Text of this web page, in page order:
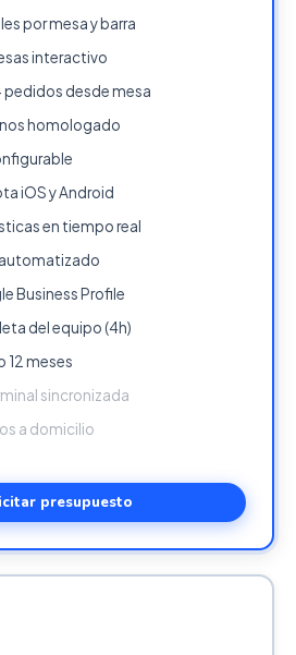
por mesa y barra
interactivo
pedidos desde mesa
homologado
iOS y Android
en tiempo real
Business Profile
del equipo (4h)
12 meses
sincronizada
a domicilio
presupuesto